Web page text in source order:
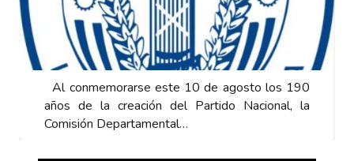
Al conmemorarse este 10 de agosto los 190
años de la creación del Partido Nacional, la
Comisión Departamental…